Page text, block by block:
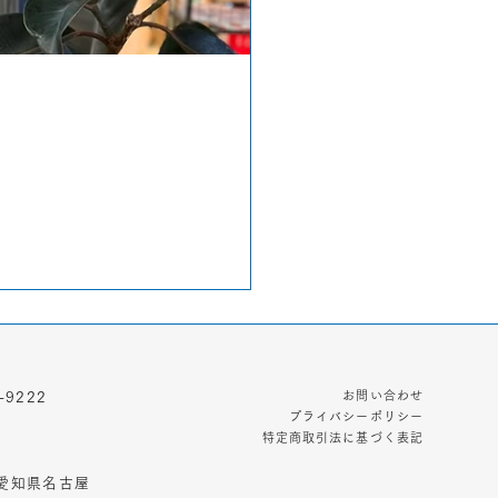
9222
県名古屋
お問い合わせ
プライバシーポリシー
特定商取引法に基づく表記